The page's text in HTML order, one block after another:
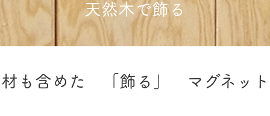
天然木で飾る
材も含めた 「飾る」 マグネッ